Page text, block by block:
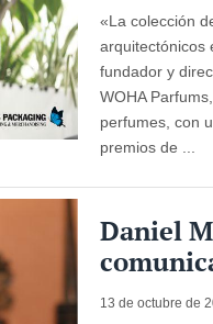
«La colección
arquitectónicos
fundador y
WOHA
perfumes, con
premios de ...
Daniel
13 de octubre de